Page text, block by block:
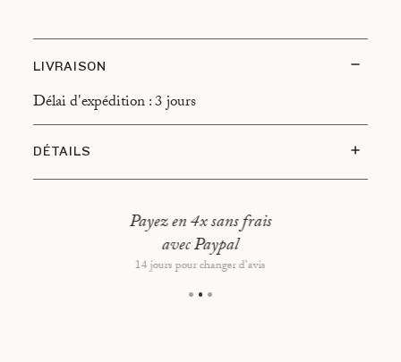
LIVRAISON
Délai d'expédition : 3 jours
DÉTAILS
Poids : 150 g (poids net à l’emballage, produit sujet à
dessiccation) 5,29 Oz
Payez en 4x sans frais
avec Paypal
14 jours pour changer d'avis